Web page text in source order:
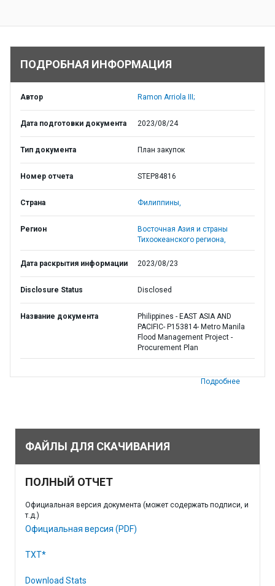
ПОДРОБНАЯ ИНФОРМАЦИЯ
Автор Ramon Arriola III;
Дата подготовки документа 2023/08/24
Тип документа План закупок
Номер отчета STEP84816
Страна Филиппины,
Регион
Восточная Азия и страны
Тихоокеанского региона,
Дата раскрытия информации 2023/08/23
Disclosure Status Disclosed
Название документа
Philippines - EAST ASIA AND
PACIFIC- P153814- Metro Manila
Flood Management Project -
Procurement Plan
Подробнее
ФАЙЛЫ ДЛЯ СКАЧИВАНИЯ
ПОЛНЫЙ ОТЧЕТ
Официальная версия документа (может содержать подписи, и
т.д.)
Официальная версия (PDF)
TXT*
Download Stats